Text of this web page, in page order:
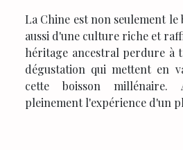
La Chine est non seulement le
aussi d'une culture riche et
héritage ancestral perdure à
dégustation qui mettent en
cette boisson millénaire.
pleinement l'expérience d'un